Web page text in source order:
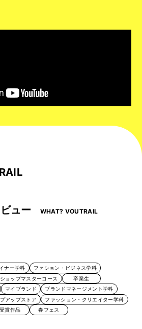
ュー
WHAT? VOUTRAIL
ナー学科
ファション・ビジネス学科
ショップマスターコース
卒業生
マイブランド
ブランドマネージメント学科
アップストア
ファッション・クリエイター学科
受賞作品 春フェス